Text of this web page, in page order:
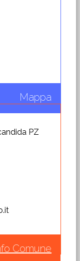
Mappa
PZ
Comune